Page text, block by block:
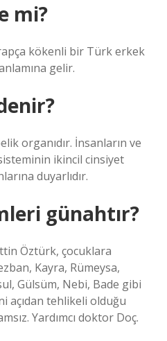
mi?
gelir.
organıdır. İnsanların ve
ikincil cinsiyet
duyarlıdır.
günahtır?
Öztürk, çocuklara
Kayra, Rümeysa,
Gülsüm, Nebi, Bade gibi
açıdan tehlikeli olduğu
Yardımcı doktor Doç.